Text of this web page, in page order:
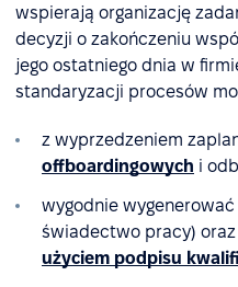
wspierają organizację
decyzji o zakończeniu
jego ostatniego dnia w
standaryzacji procesów
z wyprzedzeniem
offboardingowych i
wygodnie
świadectwo pracy)
użyciem podpisu